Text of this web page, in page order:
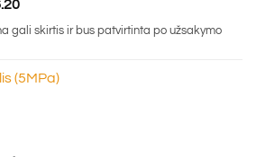
Price
range:
€6.20
gali skirtis ir bus patvirtinta po užsakymo
(5MPa)